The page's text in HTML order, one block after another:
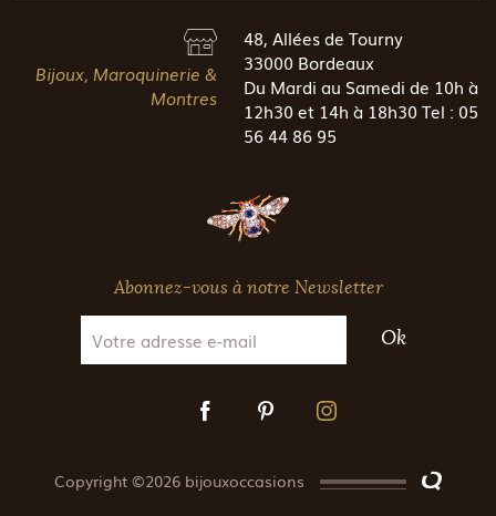
Bijoux, Maroquinerie &
Montres
48, Allées de Tourny
33000 Bordeaux
Du Mardi au Samedi de 10h à
12h30 et 14h à 18h30 Tel : 05
56 44 86 95
Abonnez-vous à notre Newsletter
Ok
Copyright ©2026 bijouxoccasions